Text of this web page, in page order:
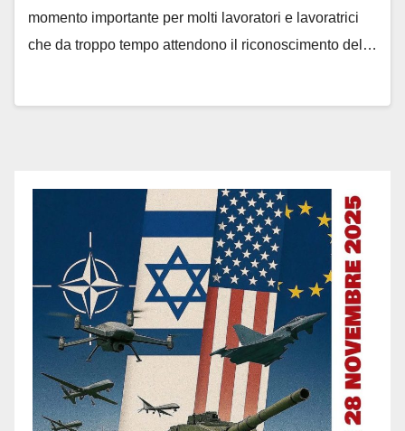
momento importante per molti lavoratori e lavoratrici
che da troppo tempo attendono il riconoscimento del…